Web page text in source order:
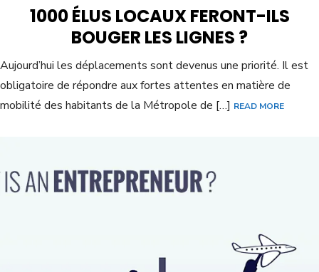
1000 ÉLUS LOCAUX FERONT-ILS
BOUGER LES LIGNES ?
Aujourd’hui les déplacements sont devenus une priorité. Il est
obligatoire de répondre aux fortes attentes en matière de
mobilité des habitants de la Métropole de […] READ MORE